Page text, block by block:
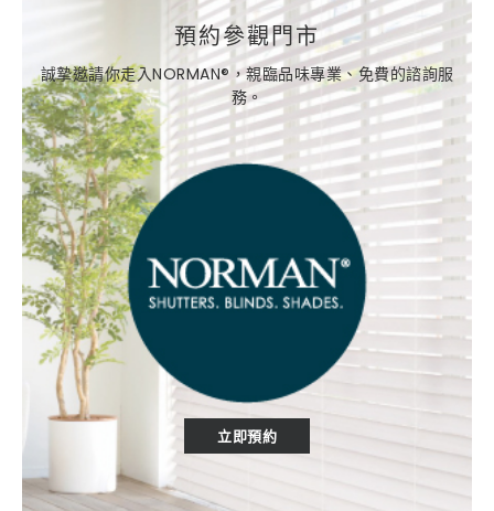
預約參觀門市
誠摯邀請你走入NORMAN®，親臨品味專業、免費的諮詢服
務。
立即預約